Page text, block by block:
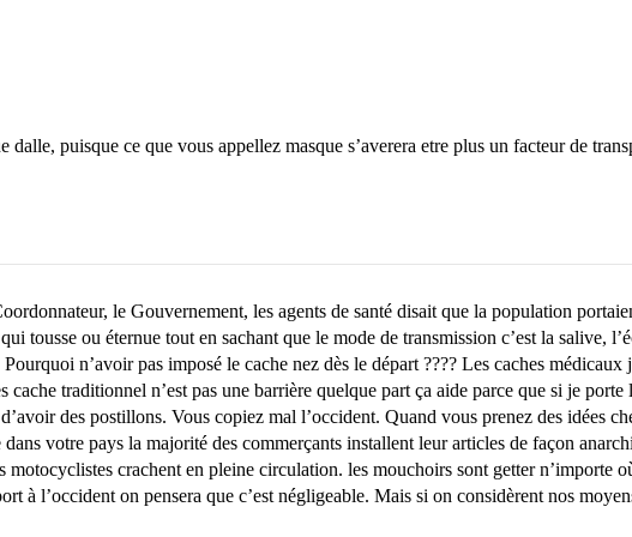
puisque ce que vous appellez masque s’averera etre plus un facteur de
le Gouvernement, les agents de santé disait que la population
tousse ou éternue tout en sachant que le mode de transmission c’est la salive,
n’avoir pas imposé le cache nez dès le départ ???? Les caches
cache traditionnel n’est pas une barrière quelque part ça aide parce que si je
des postillons. Vous copiez mal l’occident. Quand vous prenez des idées
votre pays la majorité des commerçants installent leur articles de façon
motocyclistes crachent en pleine circulation. les mouchoirs sont getter n’importe
à l’occident on pensera que c’est négligeable. Mais si on considèrent nos